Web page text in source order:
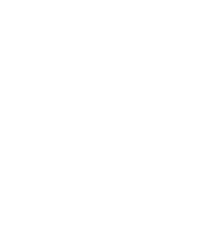
pe zi